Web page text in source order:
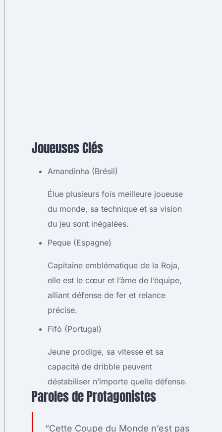
Joueuses Clés
Amandinha (Brésil)
Élue plusieurs fois meilleure joueuse
du monde, sa technique et sa vision
du jeu sont inégalées.
Peque (Espagne)
Capitaine emblématique de la Roja,
elle est le cœur et l’âme de l’équipe,
alliant défense de fer et relance
précise.
Fifó (Portugal)
Jeune prodige, sa vitesse et sa
capacité de dribble peuvent
déstabiliser n’importe quelle défense.
Paroles de Protagonistes
“Cette Coupe du Monde n’est pas